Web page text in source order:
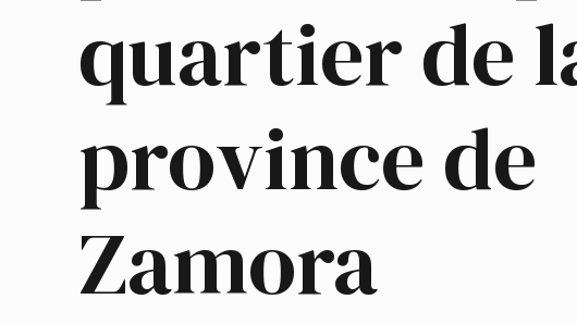
quartier de
province de
Zamora